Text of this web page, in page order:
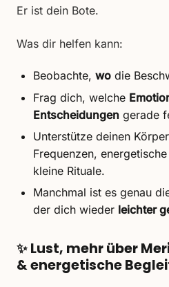
Er ist dein Bote.
Was dir helfen kann:
Beobachte, wo die
Frag dich, welche
Entscheidungen gerade
Unterstütze deinen
Frequenzen,
kleine Rituale.
Manchmal ist es genau
der dich wieder leichter
✨Lust, mehr über
& energetische